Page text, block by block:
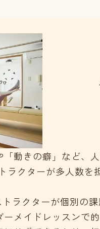
動きの癖」など、
ラクターが多人数
ラクターが個別の課
メイドレッスンで